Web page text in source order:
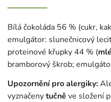
Bílá čokoláda 56 % (cukr,
emulgátor: slunečnicový
proteinové křupky 44 % (
bramborový škrob;
Upozornění pro alergiky:
vyznačenytučně ve složení